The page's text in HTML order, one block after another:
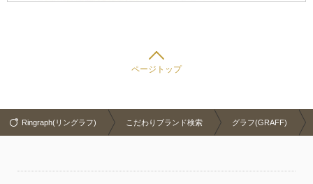
ページトップ
Ringraph(リングラフ) こだわりブランド検索 グラフ(GRAFF)